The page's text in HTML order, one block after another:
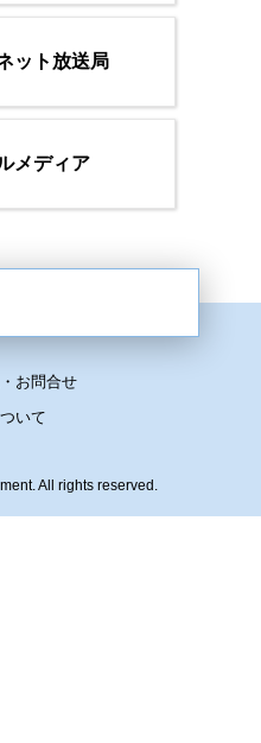
ット放送局
メディア
いて
All rights reserved.